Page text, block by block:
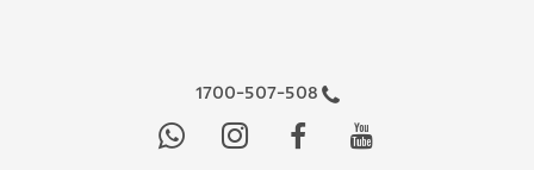
1700-507-508